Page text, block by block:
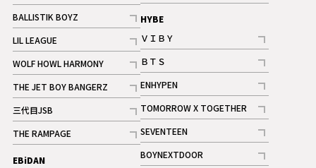
記事
BALLISTIK BOYZ
記事
LIL LEAGUE
記事
WOLF HOWL HARMONY
記事
THE JET BOY BANGERZ
記事
三代目JSB
記事
THE RAMPAGE
記事
ギャラリー
EBiDAN
記事
HYBE
ＶＩＢＹ
記事
ＢＴＳ
記事
ENHYPEN
記事
TOMORROW X TOGETHER
記事
ギャラリー
SEVENTEEN
記事
BOYNEXTDOOR